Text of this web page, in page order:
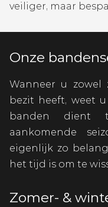
veiliger, maar
Onze
Wanneer u zowel
bezit heeft, weet
banden dient
aankomende
eigenlijk zo
het tijd is om te
Zomer- &